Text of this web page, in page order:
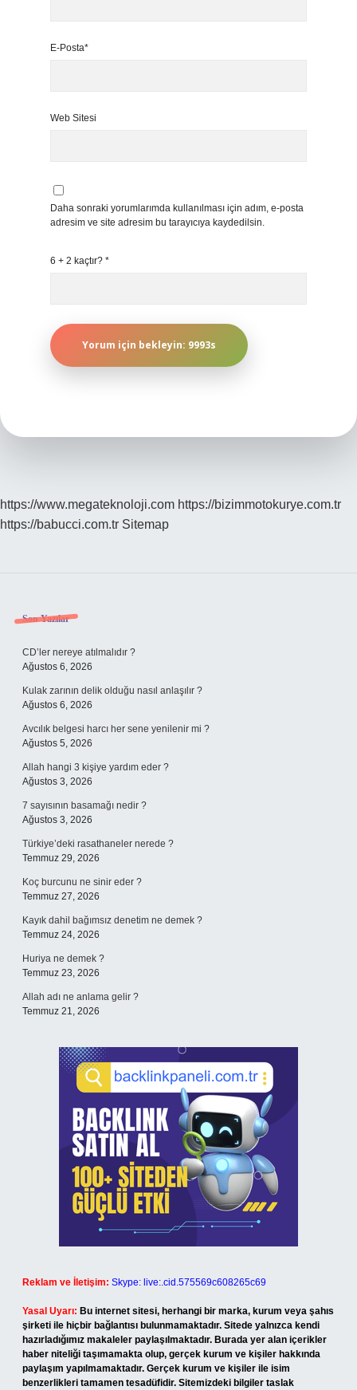
E-Posta*
Web Sitesi
Daha sonraki yorumlarımda kullanılması için adım, e-posta
adresim ve site adresim bu tarayıcıya kaydedilsin.
6 + 2 kaçtır? *
https://www.megateknoloji.com https://bizimmotokurye.com.tr
https://babucci.com.tr Sitemap
Sidebar
Son Yazılar
CD’ler nereye atılmalıdır ?
Ağustos 6, 2026
Kulak zarının delik olduğu nasıl anlaşılır ?
Ağustos 6, 2026
Avcılık belgesi harcı her sene yenilenir mi ?
Ağustos 5, 2026
Allah hangi 3 kişiye yardım eder ?
Ağustos 3, 2026
7 sayısının basamağı nedir ?
Ağustos 3, 2026
Türkiye’deki rasathaneler nerede ?
Temmuz 29, 2026
Koç burcunu ne sinir eder ?
Temmuz 27, 2026
Kayık dahil bağımsız denetim ne demek ?
Temmuz 24, 2026
Huriya ne demek ?
Temmuz 23, 2026
Allah adı ne anlama gelir ?
Temmuz 21, 2026
Reklam ve İletişim: Skype: live:.cid.575569c608265c69
Yasal Uyarı: Bu internet sitesi, herhangi bir marka, kurum veya şahıs
şirketi ile hiçbir bağlantısı bulunmamaktadır. Sitede yalnızca kendi
hazırladığımız makaleler paylaşılmaktadır. Burada yer alan içerikler
haber niteliği taşımamakta olup, gerçek kurum ve kişiler hakkında
paylaşım yapılmamaktadır. Gerçek kurum ve kişiler ile isim
benzerlikleri tamamen tesadüfidir. Sitemizdeki bilgiler taslak